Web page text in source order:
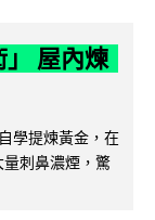
」 屋內煉
學提煉黃金，在
刺鼻濃煙，驚